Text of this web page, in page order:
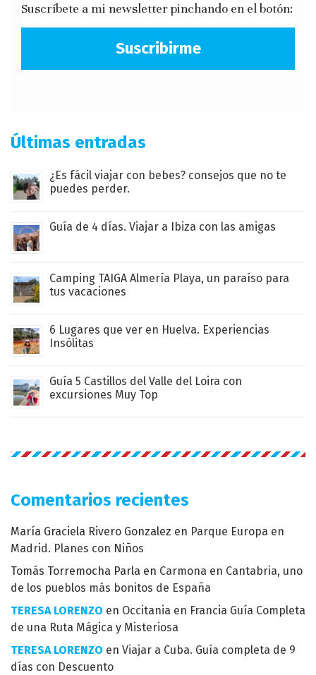
Suscríbete a mi newsletter pinchando en el botón:
Suscribirme
Últimas entradas
¿Es fácil viajar con bebes? consejos que no te
puedes perder.
Guía de 4 días. Viajar a Ibiza con las amigas
Camping TAIGA Almería Playa, un paraíso para
tus vacaciones
6 Lugares que ver en Huelva. Experiencias
Insólitas
Guía 5 Castillos del Valle del Loira con
excursiones Muy Top
Comentarios recientes
María Graciela Rivero Gonzalez en Parque Europa en
Madrid. Planes con Niños
Tomás Torremocha Parla en Carmona en Cantabria, uno
de los pueblos más bonitos de España
TERESA LORENZO en Occitania en Francia Guía Completa
de una Ruta Mágica y Misteriosa
TERESA LORENZO en Viajar a Cuba. Guía completa de 9
días con Descuento